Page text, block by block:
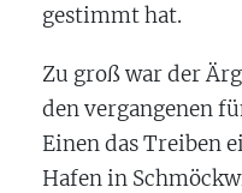
gestimmt hat.
Zu groß war der
den vergangenen
Einen das Treiben
Hafen in